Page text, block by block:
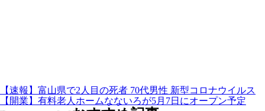
【速報】富山県で2人目の死者 70代男性 新型コロナウイルス
【開業】有料老人ホームなないろが5月7日にオープン予定